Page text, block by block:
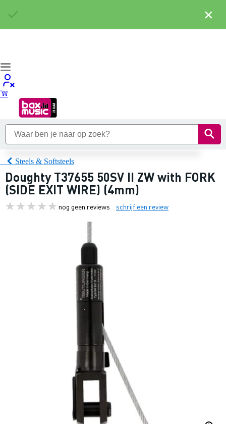
Steels & Softsteels
Doughty T37655 50SV II ZW with FORK
(SIDE EXIT WIRE) (4mm)
nog geen reviews schrijf een review
×